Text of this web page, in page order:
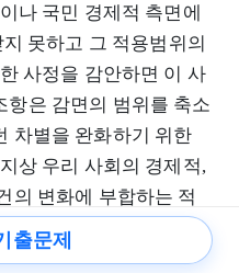
나 국민 경제적 측면에
못하고 그 적용범위의
사정을 감안하면 이 사
항은 감면의 범위를 축소
차별을 완화하기 위한
상 우리 사회의 경제적,
의 변화에 부합하는 적
고 생각된다.
출문제